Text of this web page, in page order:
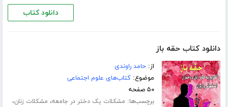
دانلود کتاب
دانلود کتاب حقه باز
از:حامد راوندی
موضوع:کتاب‌های علوم اجتماعی
۵۰ صفحه
برچسب‌ها: مشکلات یک دختر در جامعه، مشکلات زنان،